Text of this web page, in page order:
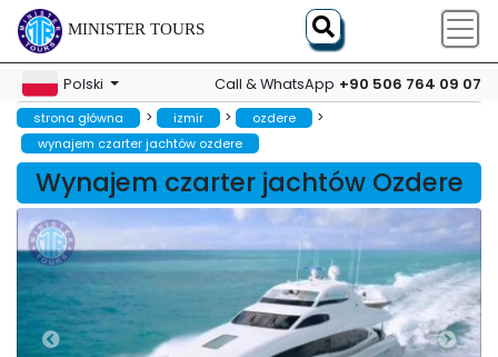
MINISTER TOURS
Polski Call & WhatsApp +90 506 764 09 07
strona główna > izmir > ozdere >
wynajem czarter jachtów ozdere
Wynajem czarter jachtów Ozdere